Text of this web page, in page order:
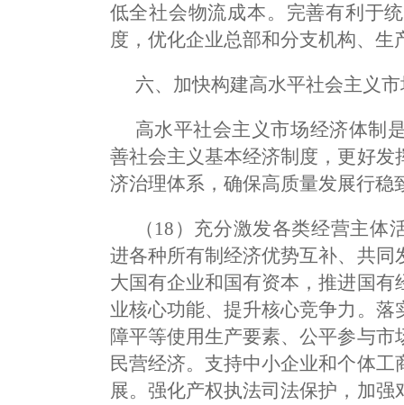
低全社会物流成本。完善有利于
度，优化企业总部和分支机构、生
六、加快构建高水平社会主义
高水平社会主义市场经济体制
善社会主义基本经济制度，更好
济治理体系，确保高质量发展行稳
（18）充分激发各类经营主体
进各种所有制经济优势互补、共
大国有企业和国有资本，推进国
业核心功能、提升核心竞争力。
障平等使用生产要素、公平参与
民营经济。支持中小企业和个体
展。强化产权执法司法保护，加